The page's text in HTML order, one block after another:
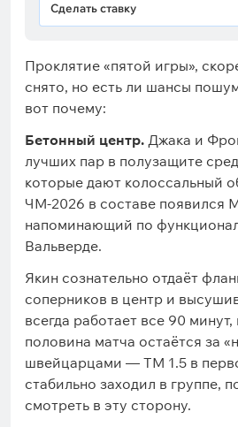
Сделать ставку
Проклятие «пятой игры»,
снято, но есть ли шансы
вот почему:
Бетонный центр. Джака и
лучших пар в полузащите
которые дают колоссальный
ЧМ-2026 в составе появился
напоминающий по
Вальверде.
Якин сознательно отдаёт
соперников в центр и
всегда работает все 90
половина матча остаётся за
швейцарцами — ТМ 1.5 в
стабильно заходил в группе,
смотреть в эту сторону.